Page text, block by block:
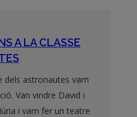
A LA CLASSE
dels astronautes vam
Van vindre David i
i vam fer un teatre